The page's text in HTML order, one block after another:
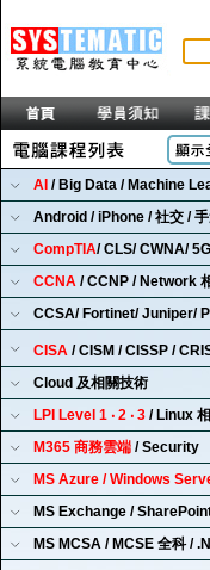
AI / Big Data / Machine
Android / iPhone / 社交 /
CompTIA/ CLS/ CWNA/
CCNA / CCNP / Network
CCSA/ Fortinet/ Juniper/
CISA / CISM / CISSP /
Cloud 及相關技術
LPI Level 1 ‧ 2 ‧ 3 / Linux
M365 商務雲端 / Security
MS Azure / Windows
MS Exchange /
MS MCSA / MCSE 全科 /